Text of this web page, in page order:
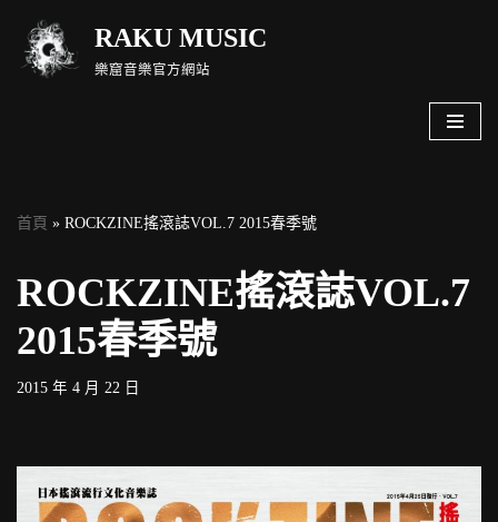
Skip
RAKU MUSIC
樂窟音樂官方網站
首頁 » ROCKZINE搖滾誌VOL.7 2015春季號
ROCKZINE搖滾誌VOL.7
2015春季號
2015 年 4 月 22 日